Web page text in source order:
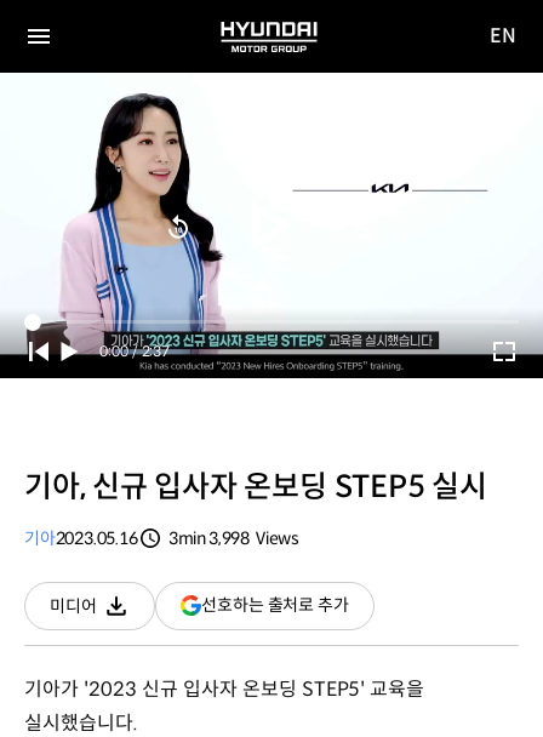
전체
HYUNDAI
MOTOR
EN
Current
Time
0:00 / Duration
2:37
기아, 신규 입사자 온보딩 STEP5 실시
기아2023.05.16
3min3,998 Views
미디어
다운로드
선호하는 출처로 추가(새
창
기아가 '2023 신규 입사자 온보딩 STEP5' 교육을
실시했습니다.